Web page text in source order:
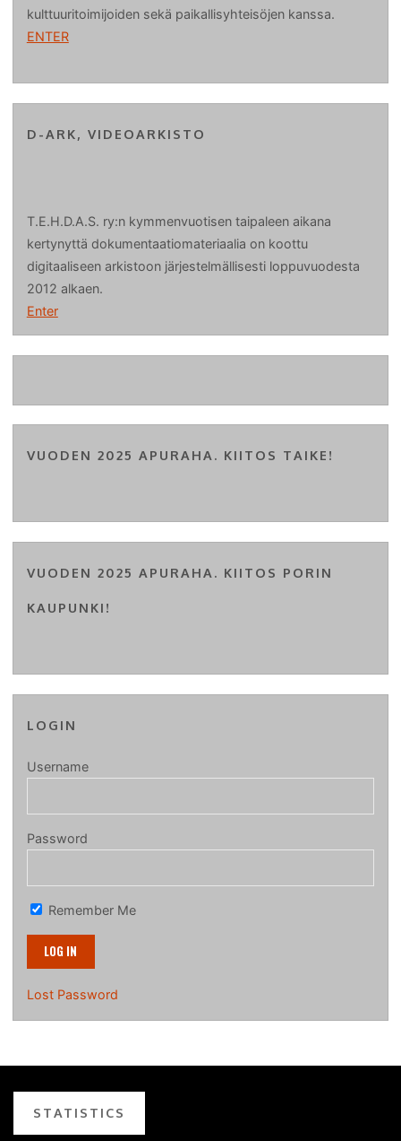
kulttuuritoimijoiden sekä paikallisyhteisöjen kanssa.
ENTER
D-ARK, VIDEOARKISTO
T.E.H.D.A.S. ry:n kymmenvuotisen taipaleen aikana
kertynyttä dokumentaatiomateriaalia on koottu
digitaaliseen arkistoon järjestelmällisesti loppuvuodesta
2012 alkaen.
Enter
VUODEN 2025 APURAHA. KIITOS TAIKE!
VUODEN 2025 APURAHA. KIITOS PORIN
KAUPUNKI!
LOGIN
Username
Password
Remember Me
Lost Password
STATISTICS